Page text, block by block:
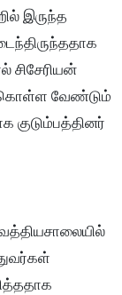
இருந்த
சிசேரியன்
வேண்டும்
குடும்பத்தினர்